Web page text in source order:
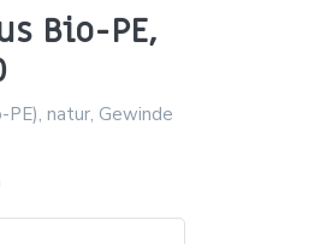
Bio-PE,
natur, Gewinde